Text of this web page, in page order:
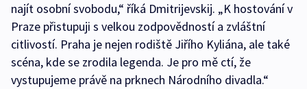
najít osobní svobodu,“ říká Dmitrijevskij. „K hostování v
Praze přistupuji s velkou zodpovědností a zvláštní
citlivostí. Praha je nejen rodiště Jiřího Kyliána, ale také
scéna, kde se zrodila legenda. Je pro mě ctí, že
vystupujeme právě na prknech Národního divadla.“